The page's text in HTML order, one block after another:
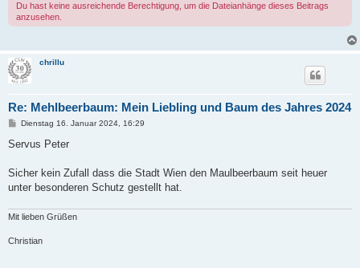
Du hast keine ausreichende Berechtigung, um die Dateianhänge dieses Beitrags
anzusehen.
chrillu
Re: Mehlbeerbaum: Mein Liebling und Baum des Jahres 2024
B
i
a
Dienstag 16. Januar 2024, 16:29
Servus Peter
Sicher kein Zufall dass die Stadt Wien den Maulbeerbaum seit heuer
unter besonderen Schutz gestellt hat.
Mit lieben Grüßen
Christian